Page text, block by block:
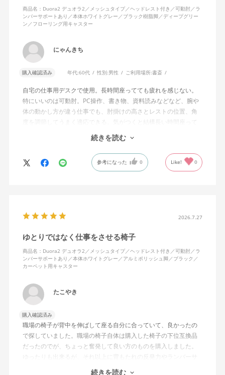
商品名：Duora2 デュオラ2／メッシュタイプ／ヘッドレスト付き／可動肘／ラ
ンバーサポートあり／本体ホワイトグレー／ブラック樹脂脚／ディープグリー
ン／フローリング用キャスター
にゃんきち
購入確認済み 年代:60代 性別:男性 ご利用場所:書斎
自宅の仕事用デスクで使用。長時間座ってても疲れを感じない。
特にいいのは可動肘。PC操作、書き物、資料読みなどなど、腕や
体の動かし方が違う仕事でも、肘掛けの高さとレストの位置、角
度を調節してうまく適応できる。気がつくと結構長い時間座って
ランバーサポートは思ったよりやさしいサポート。従来使ってい
た骨盤サポートチェアよりも支える感じは緩やかだが、姿勢の崩
の夏の暑さを考えてメッシュを選んで正解。暑気が上がる2階の仕
ープグリーンも爽やかさを感じさせてGOOD。
シンプルで機能性の高いバランスのとれたチェア。背面とヘッド
レストにもたれかかるような使い方はまだあまりしていないが、
続きを読む
参考になった 0 Like! 0
2026.7.27
ゆとりではなく仕事をさせる椅子
商品名：Duora2 デュオラ2／メッシュタイプ／ヘッドレスト付き／可動肘／ラ
ンバーサポートあり／本体ホワイトグレー／アルミポリッシュ脚／ブラック／
カーペット用キャスター
たこやき
購入確認済み
職場の椅子が背中を伸ばして座る自分に合っていて、良かったの
で探していました。職場の椅子自体は購入した椅子の下位互換品
だったのでが、ちょっと奮発して良い方のものを購入しました。
ゆったりも出来るが、それ以上に背もたれの反発力やランバーサ
ポートを突き出したり出来るので、モニターに向かわす方にも力
続きを読む